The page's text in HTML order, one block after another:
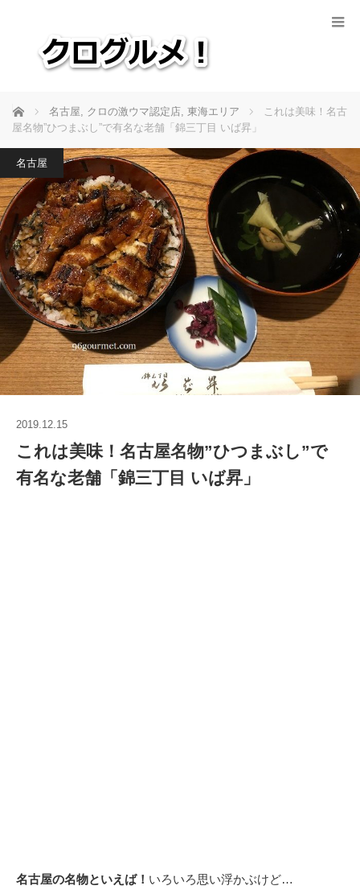
ホーム 名古屋, クロの激ウマ認定店, 東海エリア
これは美味！名古
屋名物”ひつまぶし”で有名な老舗「錦三丁目 いば昇」
名古屋
2019.12.15
これは美味！名古屋名物”ひつまぶし”で
有名な老舗「錦三丁目 いば昇」
名古屋の名物といえば！ いろいろ思い浮かぶけど…